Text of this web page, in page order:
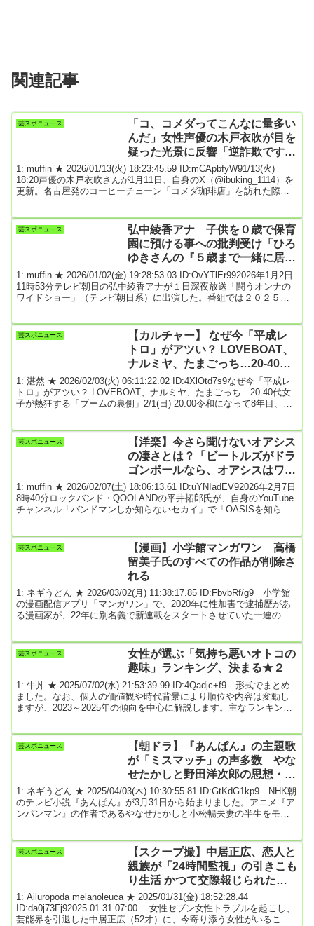
関連記事
芸スポニュース
「コ、コメダってこんなに量多い
んだ」女性声優の木戸衣吹が目を
疑った光景に反響「逆詐欺ですよ
ねwww」
1: muffin ★ 2026/01/13(火) 18:23:45.59 ID:mCApbfyW91/13(火)
18:20声優の木戸衣吹さんが1月11日、自身のX（@ibuking_1114）を
更新。名古屋発のコーヒーチェーン「コメダ珈琲店」を訪れた際
がサイズの大きい“逆写真詐欺”がしばしばSNS上で話題になっていま
す。ある日、コメダ珈琲店を訪れた木戸さんは注文した料理...
芸スポニュース
弘中綾香アナ 子供を０歳で保育
園に預ける事への批判受け「ひろ
ゆきさんの『５歳まで一緒に居た
方がいい』発言拡散で『は？』と
思った」
1: muffin ★ 2026/01/02(金) 19:28:53.03 ID:OvYTlEr992026年1月2日
11時53分テレビ朝日の弘中綾香アナが１日深夜放送「闘うオンナの
ワイドショー」（テレビ朝日系）に出演した。番組では２０２５年
事復帰したという弘中アナは「『そんなに早くから預けるなんて』
という人もいるけど、頑張ればイケます」と話した。「０歳から預
芸スポニュース
【カルチャー】 なぜ今「平成レ
トロ」がアツい？ LOVEBOAT、
ナルミヤ、たまごっち…20-40代
女子が熱狂する「ブームの裏側」
1: 湛然 ★ 2026/02/03(火) 06:11:22.02 ID:4XlOtd7s9なぜ今「平成レ
トロ」がアツい？ LOVEBOAT、ナルミヤ、たまごっち…20-40代女
子が熱狂する「ブームの裏側」2/1(日) 20:00令和になって8年目、近
か）した女性たちを中心に高まって、2025年の新語・流行語大賞に
は「平成女児」がノミネートされるなど一般にも知られるようにな
芸スポニュース
【洋楽】今さら聞けないオアシス
の凄さとは？「ビートルズがドラ
ゴンボールなら、オアシスはワン
ピース」
1: muffin ★ 2026/02/07(土) 18:06:13.61 ID:uYNIadEV92026年2月7日
8時40分ロックバンド・QOOLANDの平井拓郎氏が、自身のYouTube
チャンネル「バンドマンしか知らないセカイ」で「OASISを知らん
て、独自の視点で解説した。動画内で平井氏は、オアシスの凄さを
日本の国民的漫画に例えて説明。「ビートルズをドラゴンボール
芸スポニュース
【漫画】小学館マンガワン 高橋
留美子氏のすべての作品が削除さ
れる
1: ネギうどん ★ 2026/03/02(月) 11:38:17.85 ID:FbvbRf/g9 小学館
の漫画配信アプリ「マンガワン」で、2020年に性加害で逮捕歴があ
る漫画家が、22年に別名義で新連載をスタートさせていた一連の問
日、漫画「常人仮面」の原作者・一路一氏は、2020年に児童買春・
ポルノ禁止法違反（製造）の罪で罰金30万円の略式命令を受け、当
芸スポニュース
女性が選ぶ「気持ち悪いオトコの
趣味」ランキング、決まる★２
1: 牛丼 ★ 2025/07/02(水) 21:53:39.99 ID:4Qadjc+f9 形式でまとめ
ました。なお、個人の価値観や時代背景により順位や内容は変動し
ますが、2023～2025年の傾向を中心に解説します。主なランキング
ドル追っかけ お金や時間をつぎ込む、現実逃避感、他の女性に夢
中*3位 AV鑑賞 性的なイメージ、現実の女性に無関心に見える*4
芸スポニュース
【朝ドラ】『あんぱん』の主題歌
が「ミスマッチ」の声多数 やな
せたかしと野田洋次郎の思想・表
現方法の違い
1: ネギうどん ★ 2025/04/03(木) 10:30:55.81 ID:GtKdG1kp9 NHK朝
のテレビ小説『あんぱん』が3月31日から始まりました。アニメ『ア
ンパンマン』の作者であるやなせたかしと小松暢夫妻の半生をモデ
ころが、2人組ロックバンド「RADWIMPS」による主題歌「賜物」
に、一部から疑問の声があがっているのです。RADWIMPSは、新海
芸スポニュース
【スクープ撮】中居正広、恋人と
親族が「24時間監視」の引きこも
り生活 かつて交際報じられた美
人ダンサーが“同棲状態”で支えて
いた★4
1: Ailuropoda melanoleuca ★ 2025/01/31(金) 18:52:28.44
ID:da0j73Fj92025.01.31 07:00 女性セブン女性トラブルを起こし、
芸能界を引退した中居正広（52才）に、今寄り添う女性がいること